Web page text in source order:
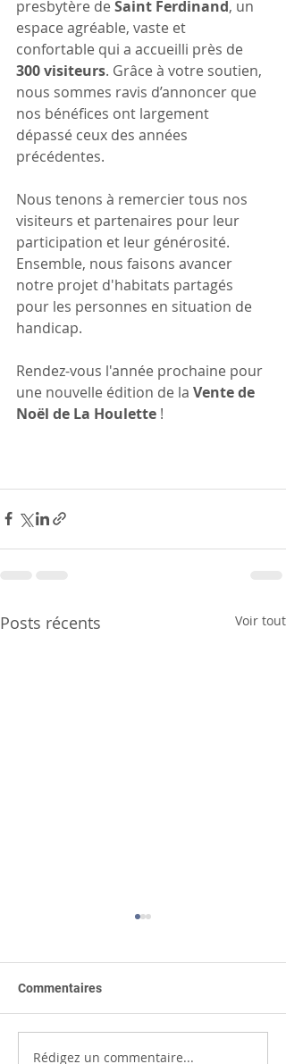
presbytère de Saint Ferdinand, un
espace agréable, vaste et
confortable qui a accueilli près de
300 visiteurs. Grâce à votre soutien,
nous sommes ravis d’annoncer que
nos bénéfices ont largement
dépassé ceux des années
précédentes.
Nous tenons à remercier tous nos
visiteurs et partenaires pour leur
participation et leur générosité.
Ensemble, nous faisons avancer
notre projet d'habitats partagés
pour les personnes en situation de
handicap.
Rendez-vous l'année prochaine pour
une nouvelle édition de la Vente de
Noël de La Houlette !
Posts récents Voir tout
𝐋𝐞 𝐝𝐞́𝐛𝐮𝐭 𝐝'𝐮𝐧 𝐛𝐞𝐚𝐮
Commentaires
Rédigez un commentaire...